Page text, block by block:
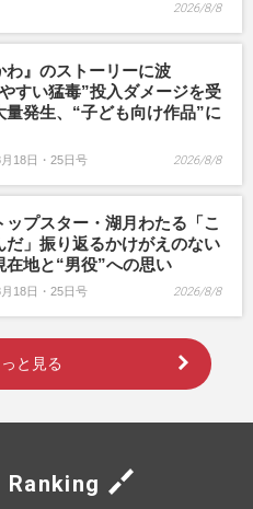
2026/8/8
わ』のストーリーに波
すい猛毒”投入ダメージを受
量発生、“子ども向け作品”に
18日・25日号 2026/8/8
ップスター・湖月わたる「こ
だ」振り返るかけがえのない
在地と“男役”への思い
18日・25日号 2026/8/8
と見る
Ranking